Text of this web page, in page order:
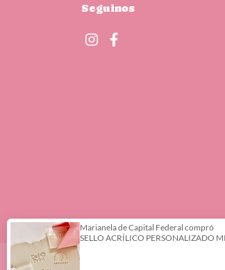
Seguinos
Copyright DeliPrint - Cortantes y
Defensa de las y los